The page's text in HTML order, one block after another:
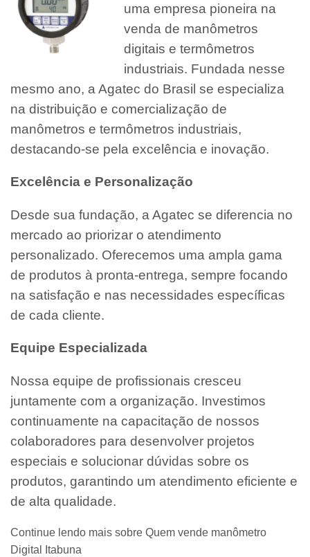
uma empresa pioneira na
venda de manômetros
digitais e termômetros
industriais. Fundada nesse
mesmo ano, a Agatec do Brasil se especializa
na distribuição e comercialização de
manômetros e termômetros industriais,
destacando-se pela excelência e inovação.
Excelência e Personalização
Desde sua fundação, a Agatec se diferencia no
mercado ao priorizar o atendimento
personalizado. Oferecemos uma ampla gama
de produtos à pronta-entrega, sempre focando
na satisfação e nas necessidades específicas
de cada cliente.
Equipe Especializada
Nossa equipe de profissionais cresceu
juntamente com a organização. Investimos
continuamente na capacitação de nossos
colaboradores para desenvolver projetos
especiais e solucionar dúvidas sobre os
produtos, garantindo um atendimento eficiente e
de alta qualidade.
Continue lendo mais sobre Quem vende manômetro
Digital Itabuna